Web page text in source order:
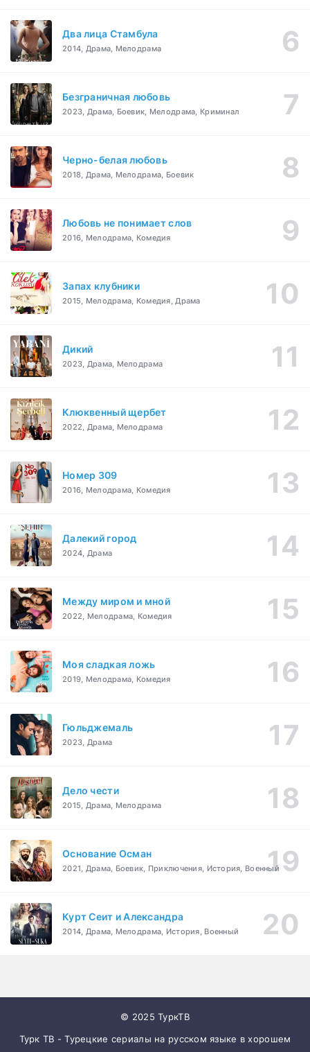
Два лица Стамбула
2014, Драма, Мелодрама
Безграничная любовь
2023, Драма, Боевик, Мелодрама, Криминал
Черно-белая любовь
2018, Драма, Мелодрама, Боевик
Любовь не понимает слов
2016, Мелодрама, Комедия
Запах клубники
2015, Мелодрама, Комедия, Драма
Дикий
2023, Драма, Мелодрама
Клюквенный щербет
2022, Драма, Мелодрама
Номер 309
2016, Мелодрама, Комедия
Далекий город
2024, Драма
Между миром и мной
2022, Мелодрама, Комедия
Моя сладкая ложь
2019, Мелодрама, Комедия
Гюльджемаль
2023, Драма
Дело чести
2015, Драма, Мелодрама
Основание Осман
2021, Драма, Боевик, Приключения, История, Военный
Курт Сеит и Александра
2014, Драма, Мелодрама, История, Военный
© 2025 ТуркТВ
Турк ТВ - Турецкие сериалы на русском языке в хорошем